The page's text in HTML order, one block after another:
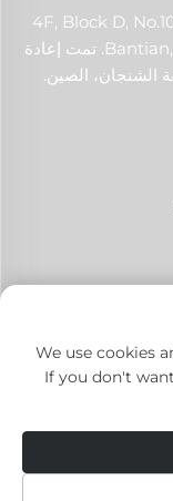
412, 4F, Block D,
Bantian, Longgang District, Shenzhen, China. تمت إعادة
We use cookies
If you don't